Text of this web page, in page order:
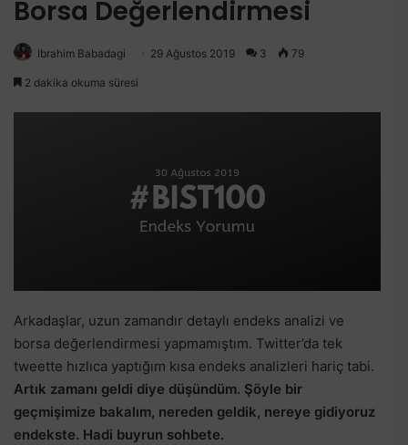
Borsa Değerlendirmesi
Ibrahim Babadagi 29 Ağustos 2019 3 79
2 dakika okuma süresi
Arkadaşlar, uzun zamandır detaylı endeks analizi ve
borsa değerlendirmesi yapmamıştım. Twitter’da tek
tweette hızlıca yaptığım kısa endeks analizleri hariç tabi.
Artık zamanı geldi diye düşündüm. Şöyle bir
geçmişimize bakalım, nereden geldik, nereye gidiyoruz
endekste. Hadi buyrun sohbete.